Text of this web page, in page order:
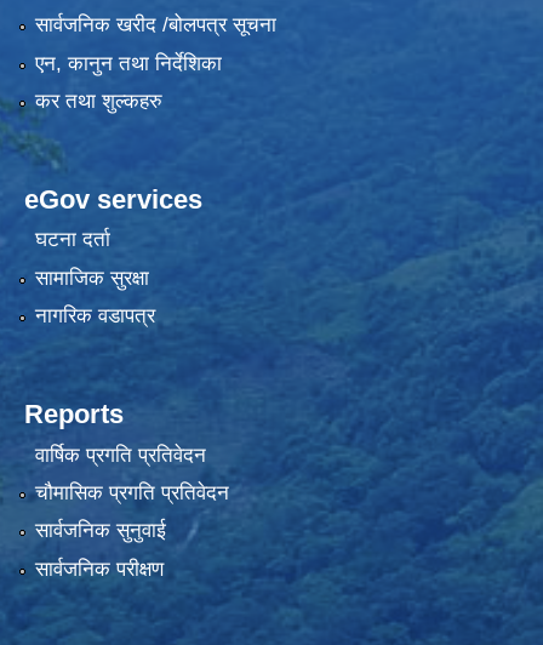
सार्वजनिक खरीद /बोलपत्र सूचना
एन, कानुन तथा निर्देशिका
कर तथा शुल्कहरु
eGov services
घटना दर्ता
सामाजिक सुरक्षा
नागरिक वडापत्र
Reports
वार्षिक प्रगति प्रतिवेदन
चौमासिक प्रगति प्रतिवेदन
सार्वजनिक सुनुवाई
सार्वजनिक परीक्षण